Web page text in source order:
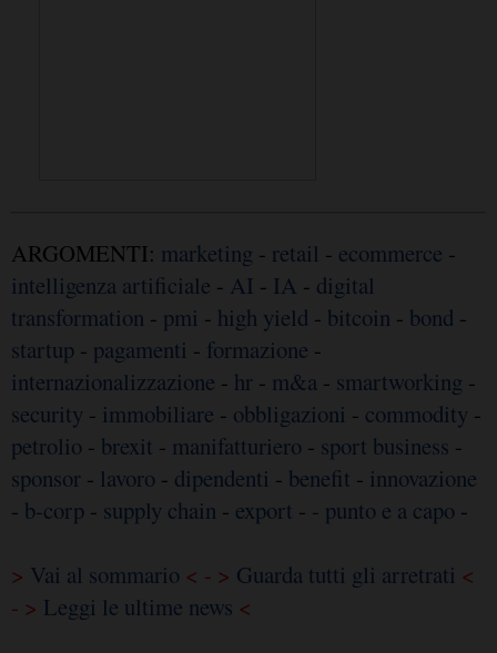
ARGOMENTI: marketing - retail - ecommerce -
intelligenza artificiale - AI - IA - digital
transformation - pmi - high yield - bitcoin - bond -
startup - pagamenti - formazione -
internazionalizzazione - hr - m&a - smartworking -
security - immobiliare - obbligazioni - commodity -
petrolio - brexit - manifatturiero - sport business -
sponsor - lavoro - dipendenti - benefit - innovazione
- b-corp - supply chain - export - - punto e a capo -
> Vai al sommario < - > Guarda tutti gli arretrati <
- > Leggi le ultime news <